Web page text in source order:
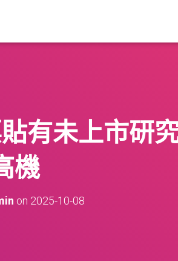
有未上市研
機
on 2025-10-08